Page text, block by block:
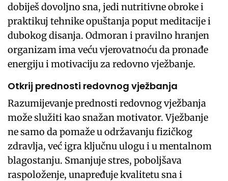
dobiješ dovoljno sna, jedi nutritivne obroke i
praktikuj tehnike opuštanja poput meditacije i
dubokog disanja. Odmoran i pravilno hranjen
organizam ima veću vjerovatnoću da pronađe
energiju i motivaciju za redovno vježbanje.
Otkrij prednosti redovnog vježbanja
Razumijevanje prednosti redovnog vježbanja
može služiti kao snažan motivator. Vježbanje
ne samo da pomaže u održavanju fizičkog
zdravlja, već igra ključnu ulogu i u mentalnom
blagostanju. Smanjuje stres, poboljšava
raspoloženje, unapređuje kvalitetu sna i